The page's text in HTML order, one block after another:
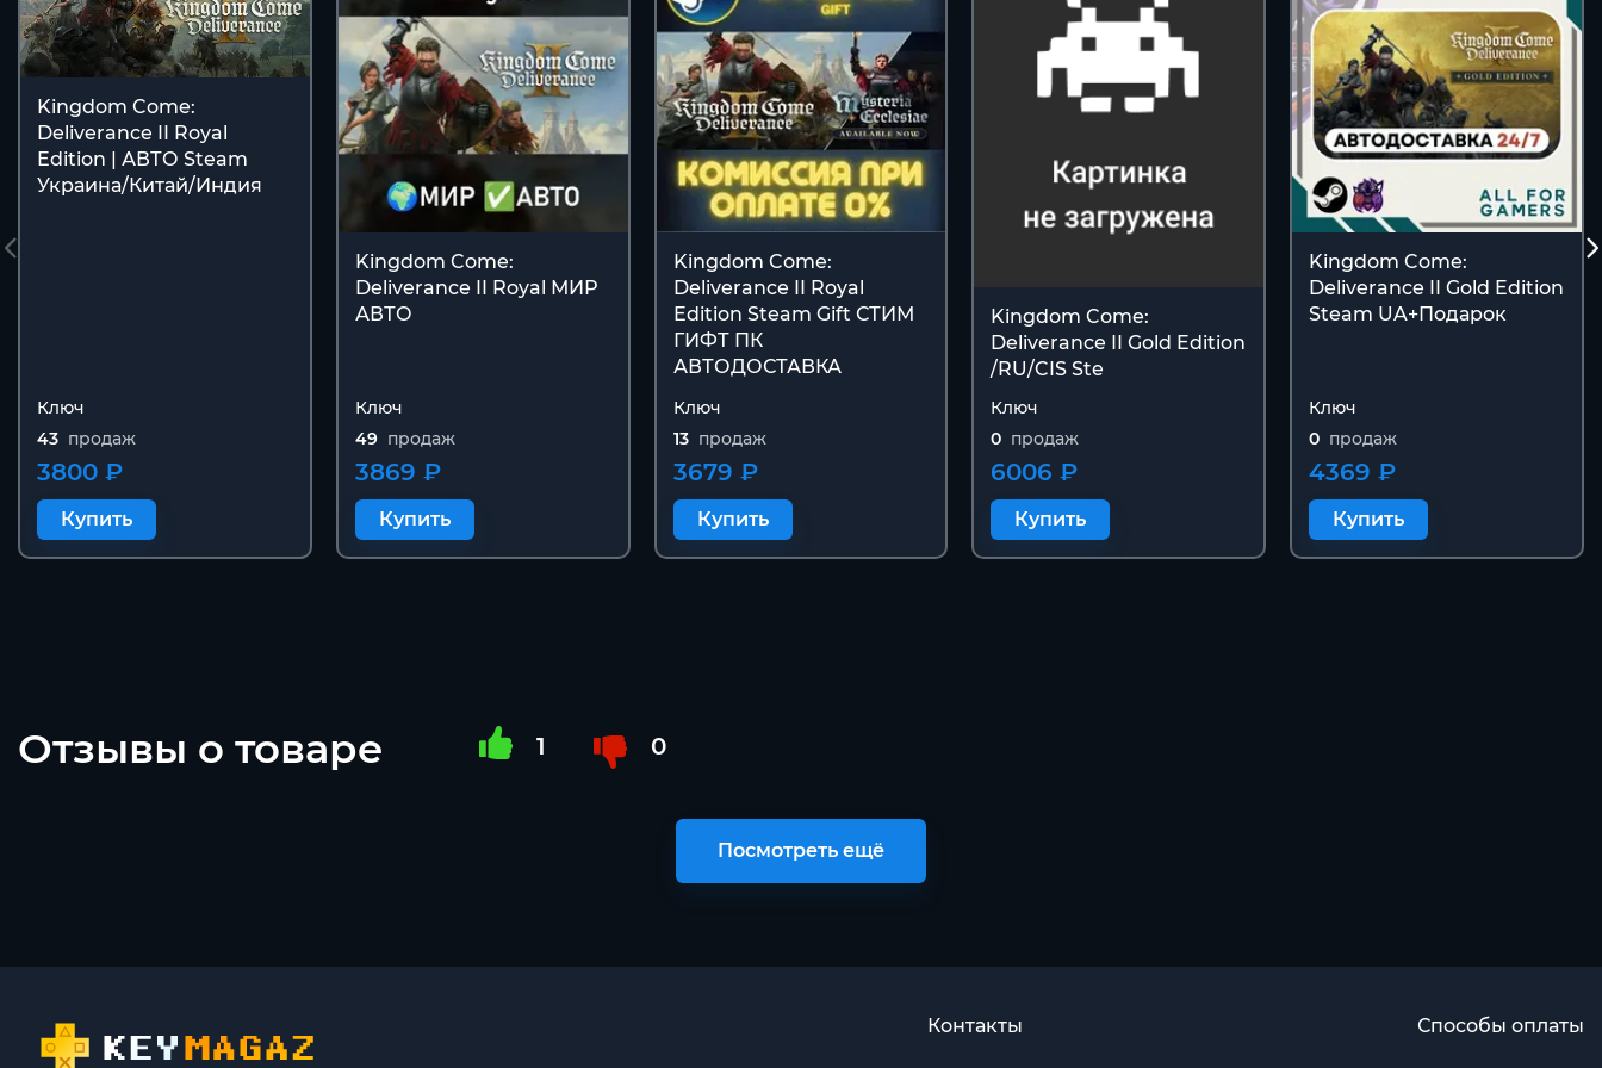
Kingdom Come:
Deliverance II Royal
Edition | АВТО Steam
Украина/Китай/Индия
Ключ
43 продаж
3800 ₽
Купить
Kingdom Come:
Deliverance II Royal МИР
АВТО
Ключ
49 продаж
3869 ₽
Купить
Kingdom Come:
Deliverance II Royal
Edition Steam Gift СТИМ
ГИФТ ПК
АВТОДОСТАВКА
Ключ
13 продаж
3679 ₽
Купить
Kingdom Come:
Deliverance II Gold Edition
/RU/CIS Ste
Ключ
0 продаж
6006 ₽
Купить
Kingdom Come:
Deliverance II Gold Edition
Steam UA+Подарок
Ключ
0 продаж
4369 ₽
Купить
Отзывы о товаре 1 0
Посмотреть ещё
Контакты Способы оплаты